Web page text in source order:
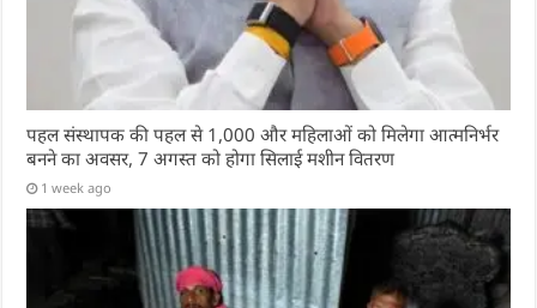
पहल संस्थापक की पहल से 1,000 और महिलाओं को मिलेगा आत्मनिर्भर
बनने का अवसर, 7 अगस्त को होगा सिलाई मशीन वितरण
1 week ago